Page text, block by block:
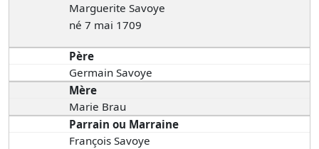
Marguerite Savoye
né 7 mai 1709
Père
Germain Savoye
Mère
Marie Brau
Parrain ou Marraine
François Savoye